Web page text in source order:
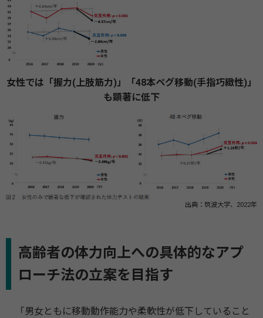
⼥性では「握⼒(上肢筋⼒)」「48本ペグ移動(⼿指巧緻性)」
も顕著に低下
出典：筑波大学、2022年
⾼齢者の体⼒向上への具体的なアプ
ローチ法の⽴案を⽬指す
「男⼥ともに移動動作能⼒や柔軟性が低下していること